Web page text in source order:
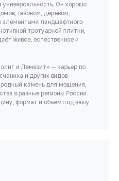
универсальность. Он хорошо
газоном, деревом,
элементами ландшафтного
тротуарной плитки,
живое, естественное и
и Лемезит» — карьер по
и других видов
камень для мощения,
в разные регионы России.
формат и объём под вашу